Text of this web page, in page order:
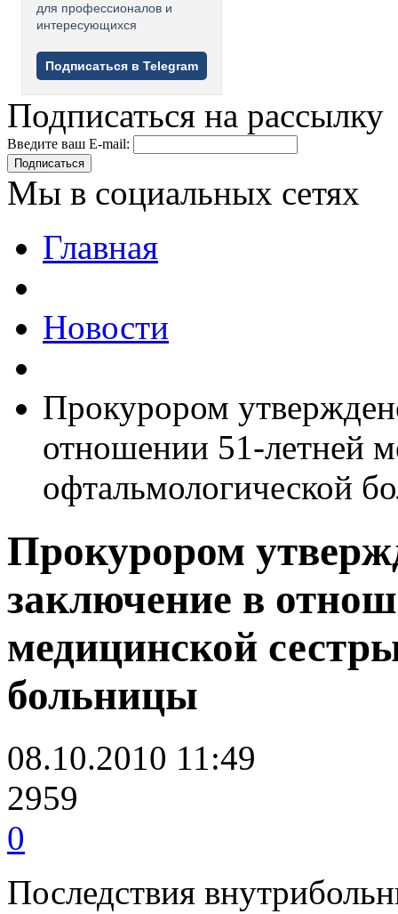
для профессионалов и
интересующихся
Подписаться в Telegram
Подписаться на рассылку
Введите ваш E-mail:
Подписаться
Мы в социальных сетях
Главная
Новости
Прокурором
отношении 51-летней
офтальмологической
Прокурором
заключение в
медицинской
больницы
08.10.2010 11:49
2959
0
Последствия